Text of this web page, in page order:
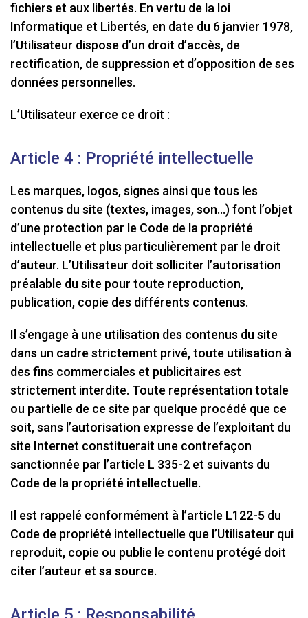
fichiers et aux libertés. En vertu de la loi
Informatique et Libertés, en date du 6 janvier 1978,
l’Utilisateur dispose d’un droit d’accès, de
rectification, de suppression et d’opposition de ses
données personnelles.
L’Utilisateur exerce ce droit :
Article 4 : Propriété intellectuelle
Les marques, logos, signes ainsi que tous les
contenus du site (textes, images, son…) font l’objet
d’une protection par le Code de la propriété
intellectuelle et plus particulièrement par le droit
d’auteur. L’Utilisateur doit solliciter l’autorisation
préalable du site pour toute reproduction,
publication, copie des différents contenus.
Il s’engage à une utilisation des contenus du site
dans un cadre strictement privé, toute utilisation à
des fins commerciales et publicitaires est
strictement interdite. Toute représentation totale
ou partielle de ce site par quelque procédé que ce
soit, sans l’autorisation expresse de l’exploitant du
site Internet constituerait une contrefaçon
sanctionnée par l’article L 335-2 et suivants du
Code de la propriété intellectuelle.
Il est rappelé conformément à l’article L122-5 du
Code de propriété intellectuelle que l’Utilisateur qui
reproduit, copie ou publie le contenu protégé doit
citer l’auteur et sa source.